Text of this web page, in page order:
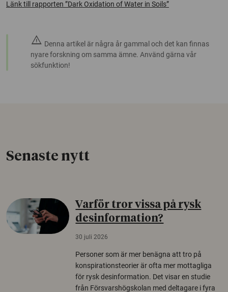
Länk till rapporten ”Dark Oxidation of Water in Soils”
warning Denna artikel är några år gammal och det kan finnas
nyare forskning om samma ämne. Använd gärna vår
sökfunktion!
Senaste nytt
Varför tror vissa på rysk
desinformation?
30 juli 2026
Personer som är mer benägna att tro på
konspirationsteorier är ofta mer mottagliga
för rysk desinformation. Det visar en studie
från Försvarshögskolan med deltagare i fyra